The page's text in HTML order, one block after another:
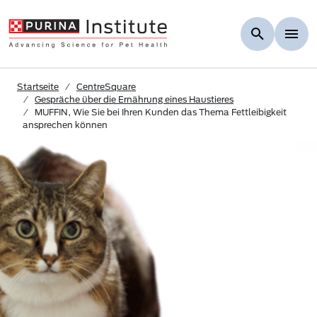
Startseite
CentreSquare
Gespräche über die Ernährung eines Haustieres
MUFFIN, Wie Sie bei Ihren Kunden das Thema Fettleibigkeit
ansprechen können